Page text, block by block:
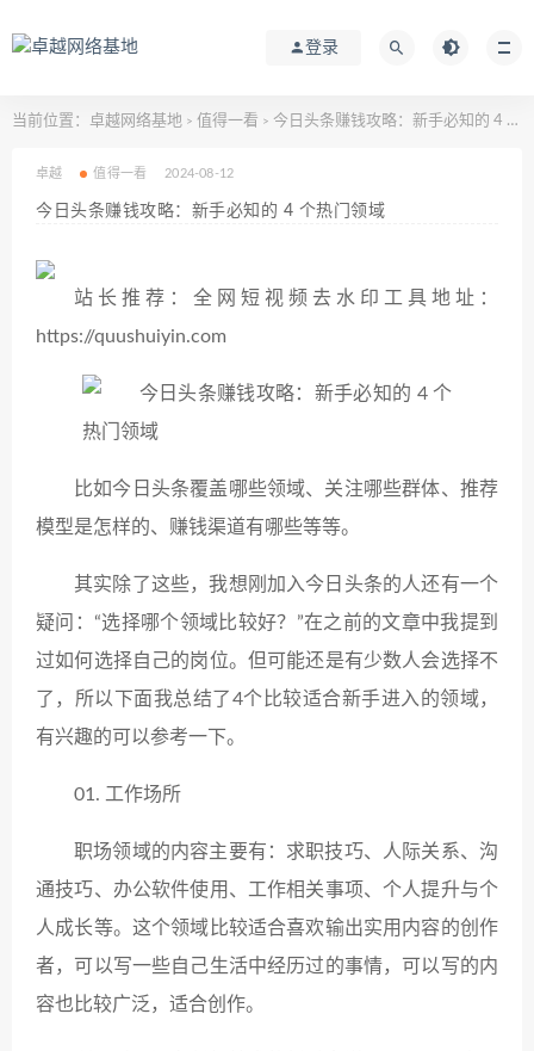
登录
当前位置： 卓越网络基地 > 值得一看 > 今日头条赚钱攻略：新手必知的 4 个热门领域
卓越 值得一看 2024-08-12
今日头条赚钱攻略：新手必知的 4 个热门领域
站长推荐：全网短视频去水印工具地址：
https://quushuiyin.com
比如今日头条覆盖哪些领域、关注哪些群体、推荐
模型是怎样的、赚钱渠道有哪些等等。
其实除了这些，我想刚加入今日头条的人还有一个
疑问：“选择哪个领域比较好？”在之前的文章中我提到
过如何选择自己的岗位。但可能还是有少数人会选择不
了，所以下面我总结了4个比较适合新手进入的领域，
有兴趣的可以参考一下。
01. 工作场所
职场领域的内容主要有：求职技巧、人际关系、沟
通技巧、办公软件使用、工作相关事项、个人提升与个
人成长等。这个领域比较适合喜欢输出实用内容的创作
者，可以写一些自己生活中经历过的事情，可以写的内
容也比较广泛，适合创作。